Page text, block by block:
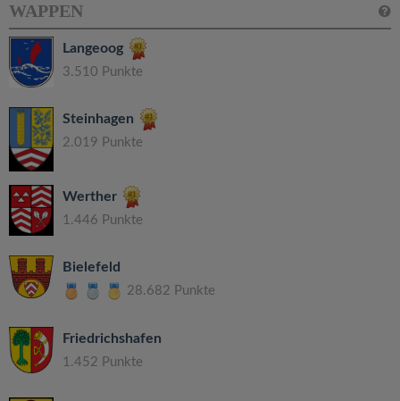
WAPPEN
Langeoog
3.510 Punkte
Steinhagen
2.019 Punkte
Werther
1.446 Punkte
Bielefeld
28.682 Punkte
Friedrichshafen
1.452 Punkte